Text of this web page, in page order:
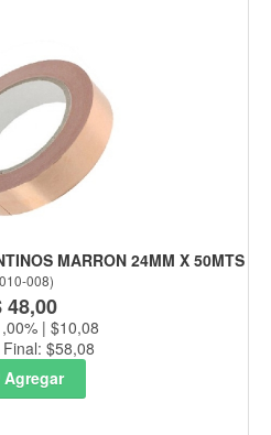
MARRON 24MM X 50MTS
010-008)
48,00
| $10,08
$58,08
Agregar